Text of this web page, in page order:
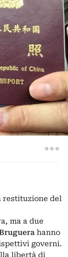
restituzione del
ma a due
hanno
governi.